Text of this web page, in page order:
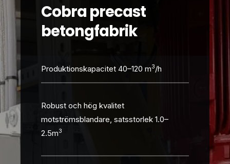
Cobra precast
betongfabrik
Produktionskapacitet 40–120 m3/h
Robust och hög kvalitet
motströmsblandare, satsstorlek 1.0–
2.5m3